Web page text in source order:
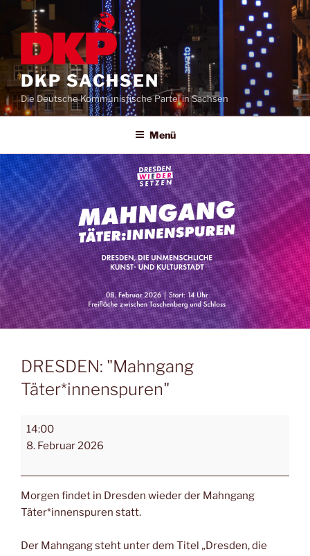
DKP SACHSEN
Die Deutsche Kommunistische Partei in Sachsen
Menü
DRESDEN: "Mahngang
Täter*innenspuren"
14:00
8. Februar 2026
Morgen findet in Dresden wieder der Mahngang
Täter*innenspuren statt.
Der Mahngang steht unter dem Titel „Dresden, die